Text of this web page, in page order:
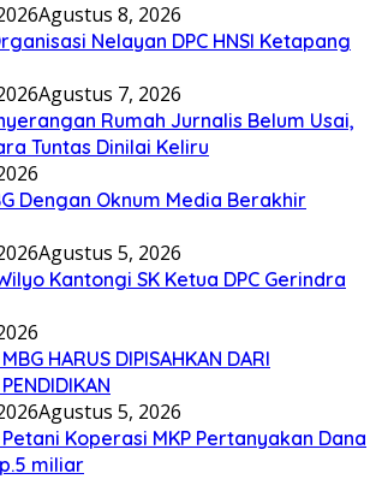
Agustus 8, 2026
Nelayan DPC HNSI Ketapang
Agustus 7, 2026
Rumah Jurnalis Belum Usai,
Tuntas Dinilai Keliru
Dengan Oknum Media Berakhir
Agustus 5, 2026
Kantongi SK Ketua DPC Gerindra
HARUS DIPISAHKAN DARI
Agustus 5, 2026
Koperasi MKP Pertanyakan Dana
miliar